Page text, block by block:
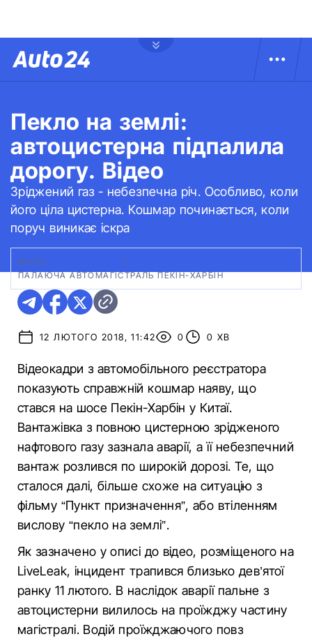
Пекло на землі:
автоцистерна підпалила
дорогу. Відео
Зріджений газ - небезпечна річ. Особливо, коли
його ціла цистерна. Кошмар починається, коли
поруч виникає іскра
ФОТО:
ПАЛАЮЧА АВТОМАГІСТРАЛЬ ПЕКІН-ХАРБІН
12 ЛЮТОГО 2018, 11:42 0 0 ХВ
Відеокадри з автомобільного реєстратора
показують справжній кошмар наяву, що
стався на шосе Пекін-Харбін у Китаї.
Вантажівка з повною цистерною зрідженого
нафтового газу зазнала аварії, а її небезпечний
вантаж розлився по широкій дорозі. Те, що
сталося далі, більше схоже на ситуацію з
фільму “Пункт призначення”, або втіленням
вислову “пекло на землі”.
Як зазначено у описі до відео, розміщеного на
LiveLeak, інцидент трапився близько дев’ятої
ранку 11 лютого. В наслідок аварії пальне з
автоцистерни вилилось на проїжджу частину
магістралі. Водій проїжджаючого повз